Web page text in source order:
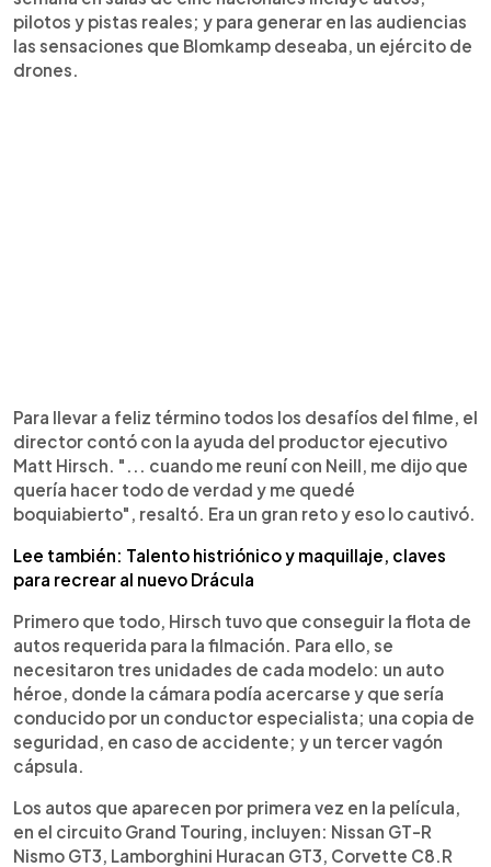
pilotos y pistas reales; y para generar en las audiencias
las sensaciones que Blomkamp deseaba, un ejército de
drones.
Para llevar a feliz término todos los desafíos del filme, el
director contó con la ayuda del productor ejecutivo
Matt Hirsch. "... cuando me reuní con Neill, me dijo que
quería hacer todo de verdad y me quedé
boquiabierto", resaltó. Era un gran reto y eso lo cautivó.
Lee también: Talento histriónico y maquillaje, claves
para recrear al nuevo Drácula
Primero que todo, Hirsch tuvo que conseguir la flota de
autos requerida para la filmación. Para ello, se
necesitaron tres unidades de cada modelo: un auto
héroe, donde la cámara podía acercarse y que sería
conducido por un conductor especialista; una copia de
seguridad, en caso de accidente; y un tercer vagón
cápsula.
Los autos que aparecen por primera vez en la película,
en el circuito Grand Touring, incluyen: Nissan GT-R
Nismo GT3, Lamborghini Huracan GT3, Corvette C8.R